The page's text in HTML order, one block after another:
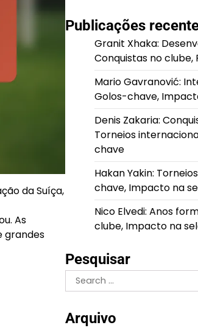
da Suíça,
As
grandes
Publicações
Granit Xhaka:
Conquistas no
Mario Gavranović:
Golos-chave,
Denis Zakaria:
Torneios
chave
Hakan Yakin:
chave, Impacto na
Nico Elvedi: Anos
clube, Impacto na
Pesquisar
Search
for:
Arquivo